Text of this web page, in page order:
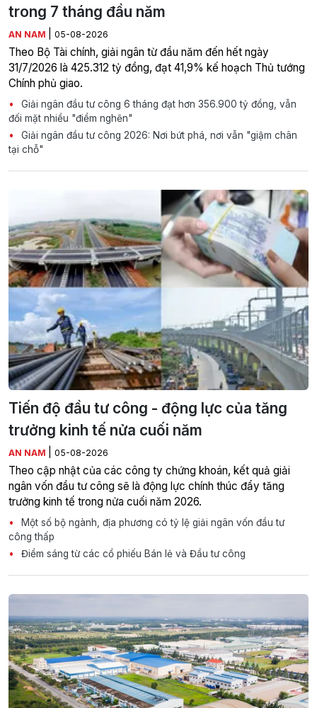
trong 7 tháng đầu năm
AN NAM 05-08-2026
Theo Bộ Tài chính, giải ngân từ đầu năm đến hết ngày
31/7/2026 là 425.312 tỷ đồng, đạt 41,9% kế hoạch Thủ tướng
Chính phủ giao.
Giải ngân đầu tư công 6 tháng đạt hơn 356.900 tỷ đồng, vẫn
đối mặt nhiều "điểm nghẽn"
Giải ngân đầu tư công 2026: Nơi bứt phá, nơi vẫn "giậm chân
tại chỗ"
Tiến độ đầu tư công - động lực của tăng
trưởng kinh tế nửa cuối năm
AN NAM 05-08-2026
Theo cập nhật của các công ty chứng khoán, kết quả giải
ngân vốn đầu tư công sẽ là động lực chính thúc đẩy tăng
trưởng kinh tế trong nửa cuối năm 2026.
Một số bộ ngành, địa phương có tỷ lệ giải ngân vốn đầu tư
công thấp
Điểm sáng từ các cổ phiếu Bán lẻ và Đầu tư công